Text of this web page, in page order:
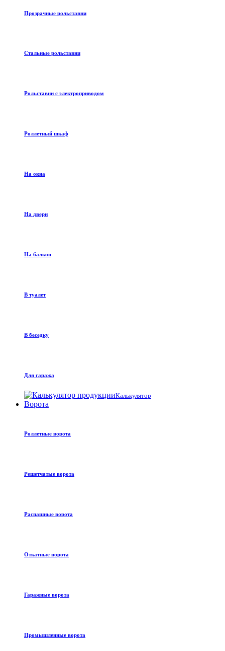
Прозрачные рольставни
Стальные рольставни
Рольставни с электроприводом
Роллетный шкаф
На окна
На двери
На балкон
В туалет
В беседку
Для гаража
Калькулятор
Ворота
Роллетные ворота
Решетчатые ворота
Распашные ворота
Откатные ворота
Гаражные ворота
Промышленные ворота